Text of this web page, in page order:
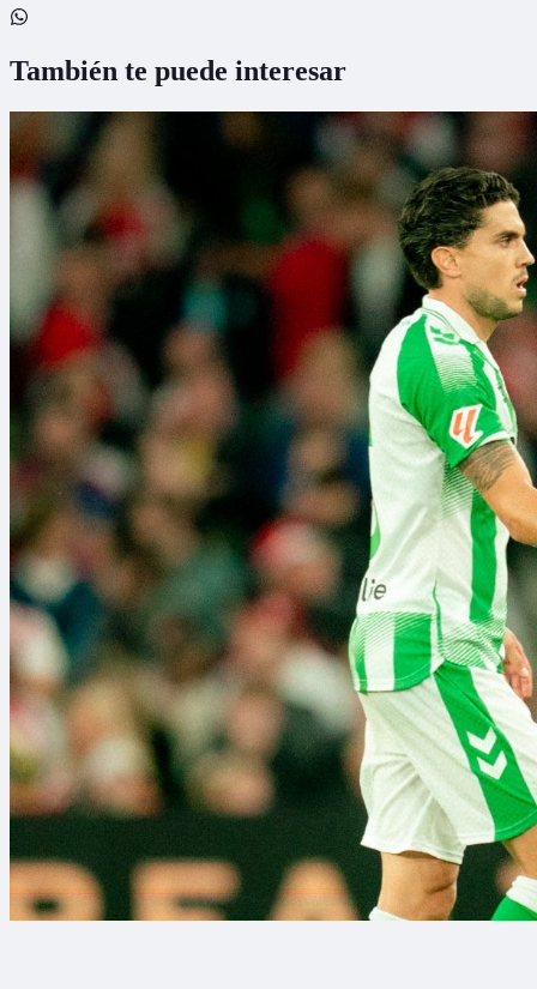
También te puede interesar